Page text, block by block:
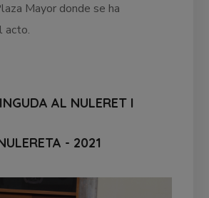
Mayor donde se ha
acto.
AL NULERET I
- 2021